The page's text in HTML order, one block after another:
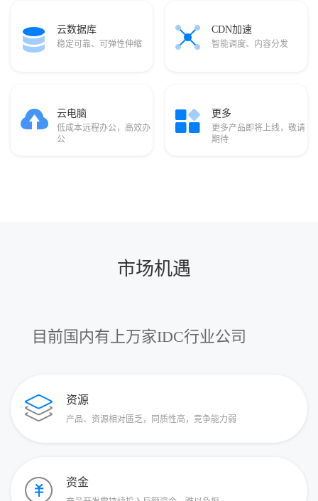
云数据库
稳定可靠、可弹性伸缩
CDN加速
智能调度、内容分发
云电脑
低成本远程办公，高效办
公
更多
更多产品即将上线，敬请
期待
市场机遇
目前国内有上万家IDC行业公司
资源
产品、资源相对匮乏，同质性高，竞争能力弱
资金